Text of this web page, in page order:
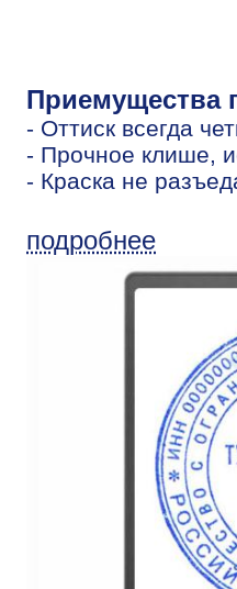
Приемущества
- Оттиск всегда
- Прочное клише,
- Краска не
подробнее